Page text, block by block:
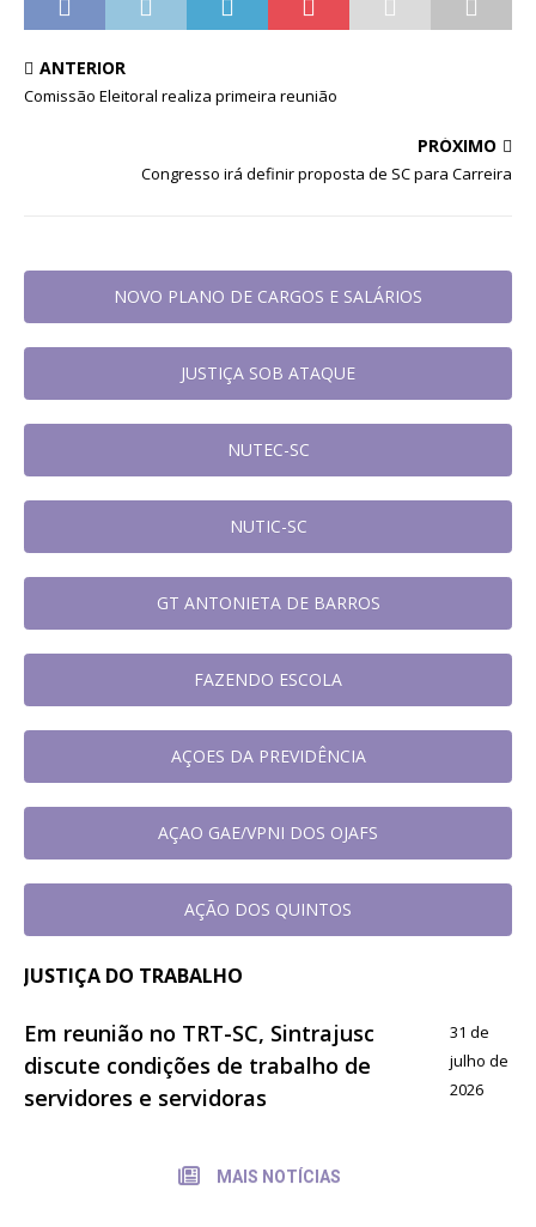
ANTERIOR
Comissão Eleitoral realiza primeira reunião
PRÓXIMO
Congresso irá definir proposta de SC para Carreira
NOVO PLANO DE CARGOS E SALÁRIOS
JUSTIÇA SOB ATAQUE
NUTEC-SC
NUTIC-SC
GT ANTONIETA DE BARROS
FAZENDO ESCOLA
AÇOES DA PREVIDÊNCIA
AÇAO GAE/VPNI DOS OJAFS
AÇÃO DOS QUINTOS
JUSTIÇA DO TRABALHO
Em reunião no TRT-SC, Sintrajusc
discute condições de trabalho de
servidores e servidoras
31 de
julho de
2026
MAIS NOTÍCIAS